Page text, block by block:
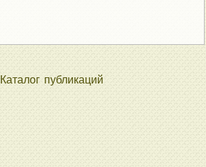
Каталог публикаций